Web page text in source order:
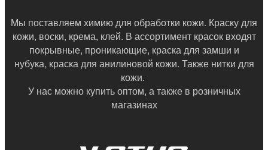
Мы поставляем химию для обработки кожи. Краску для
кожи, воски, крема, клей. В ассортимент красок входят
покрывные, проникающие, краска для замши и
нубука, краска для анилиновой кожи. Также нитки для
кожи.
У нас можно купить оптом, а также в розничных
магазинах